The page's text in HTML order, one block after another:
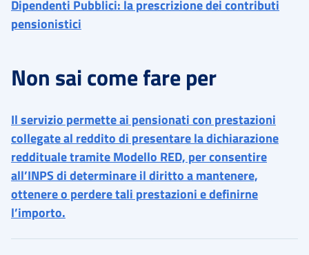
Non sai come fare per
Il servizio permette ai pensionati con prestazioni
collegate al reddito di presentare la dichiarazione
reddituale tramite Modello RED, per consentire
all’INPS di determinare il diritto a mantenere,
ottenere o perdere tali prestazioni e definirne
l’importo.
Dipendenti Pubblici: la prescrizione dei contributi
pensionistici